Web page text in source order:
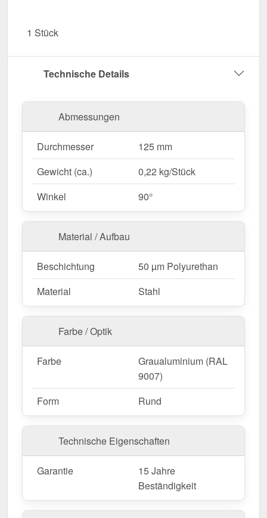
Sonneneinstrahlung, Feuchtigkeit & andere
& Sicherheit.
Jetzt Rinnenaußenwinkel 90° bestellen – Für eine
dichte & stabile Rinnenführung über
Außenecken!
1 Stück
Technische Details
Abmessungen
Durchmesser
125 mm
Gewicht (ca.)
0,22 kg/Stück
Winkel
90°
Material / Aufbau
Beschichtung
50 µm Polyurethan
Material
Stahl
Farbe / Optik
Farbe
Graualuminium (RAL
9007)
Form
Rund
Technische Eigenschaften
Garantie
15 Jahre
Beständigkeit